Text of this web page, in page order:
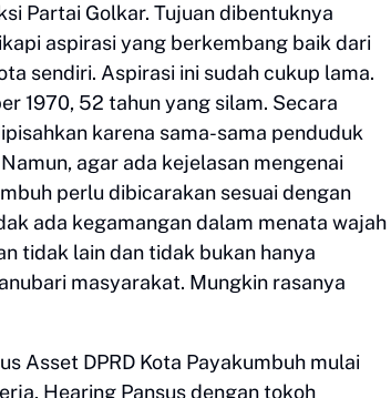
Partai Golkar. Tujuan dibentuknya
aspirasi yang berkembang baik dari
sendiri. Aspirasi ini sudah cukup lama.
1970, 52 tahun yang silam. Secara
karena sama-sama penduduk
agar ada kejelasan mengenai
perlu dibicarakan sesuai dengan
ada kegamangan dalam menata wajah
tidak lain dan tidak bukan hanya
masyarakat. Mungkin rasanya
Asset DPRD Kota Payakumbuh mulai
Hearing Pansus dengan tokoh